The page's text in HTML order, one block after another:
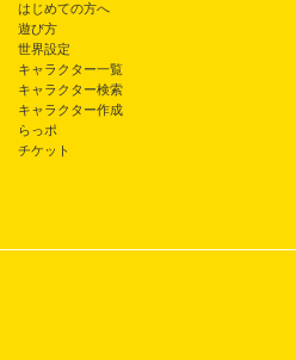
はじめての方へ
遊び方
世界設定
キャラクター一覧
キャラクター検索
キャラクター作成
らっポ
チケット